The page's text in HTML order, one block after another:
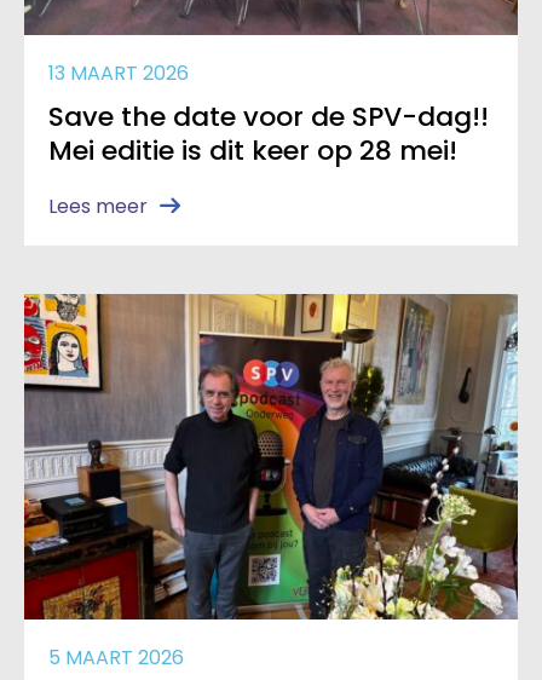
13 MAART 2026
Save the date voor de SPV-dag!!
Mei editie is dit keer op 28 mei!
Lees meer
5 MAART 2026